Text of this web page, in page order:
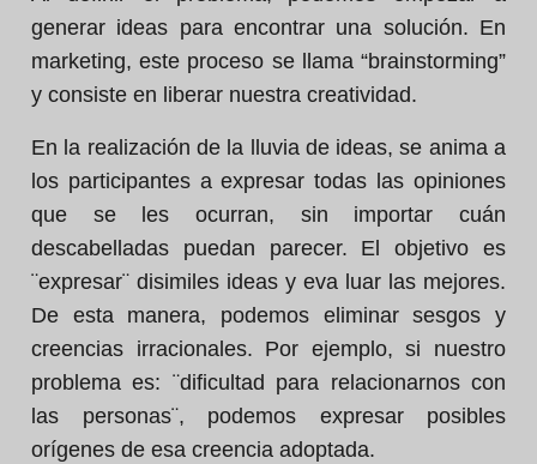
generar ideas para encontrar una solución. En
marketing, este proceso se llama “brainstorming”
y consiste en liberar nuestra creatividad.
En la realización de la lluvia de ideas, se anima a
los participantes a expresar todas las opiniones
que se les ocurran, sin importar cuán
descabelladas puedan parecer. El objetivo es
¨expresar¨ disimiles ideas y eva luar las mejores.
De esta manera, podemos eliminar sesgos y
creencias irracionales. Por ejemplo, si nuestro
problema es: ¨dificultad para relacionarnos con
las personas¨, podemos expresar posibles
orígenes de esa creencia adoptada.